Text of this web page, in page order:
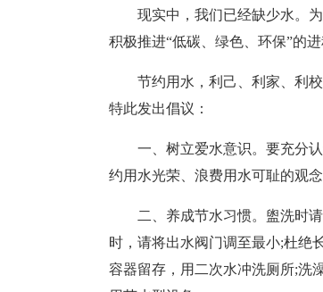
现实中，我们已经缺少水。
积极推进“低碳、绿色、环保”的进
节约用水，利己、利家、利
特此发出倡议：
一、树立爱水意识。要充分
约用水光荣、浪费用水可耻的观
二、养成节水习惯。盥洗时
时，请将出水阀门调至最小;杜绝
容器留存，用二次水冲洗厕所;洗